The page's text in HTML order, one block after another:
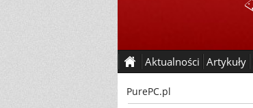
Aktualności Artykuły
PurePC.pl